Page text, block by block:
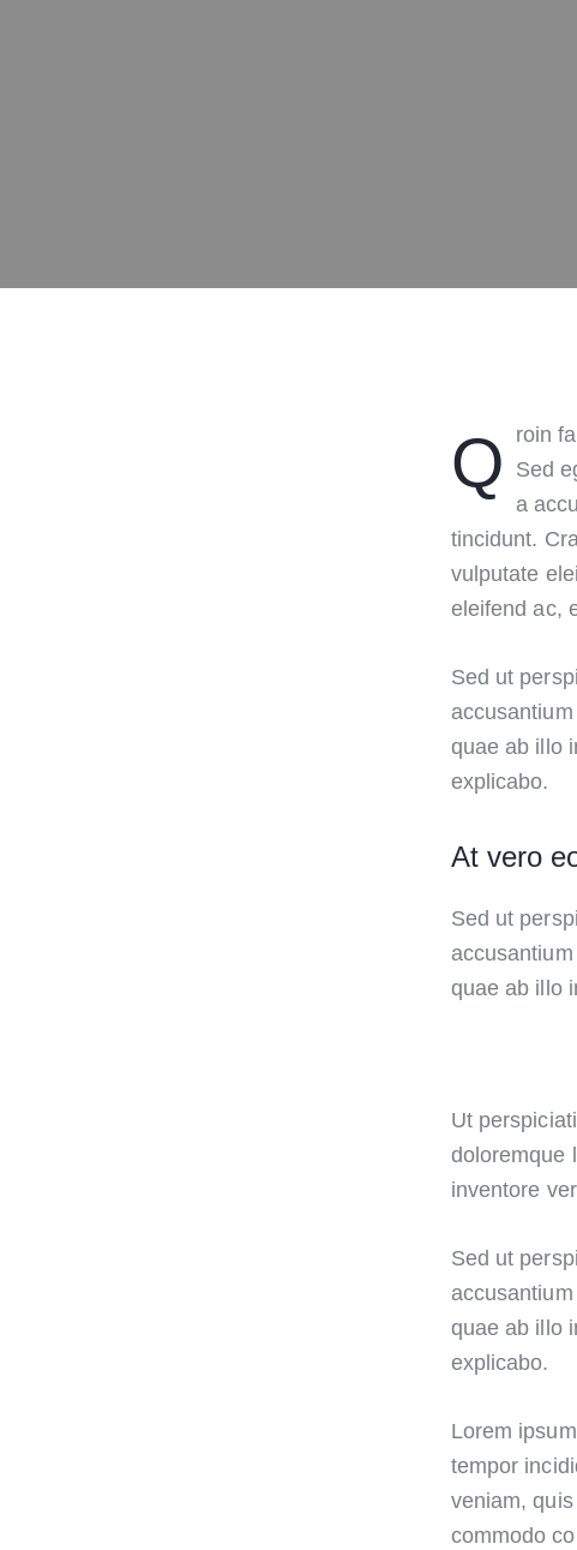
Qroin faucibus nec mauris a sodales, sed elementum mi tincidunt.
Sed
a
tincidunt.
vulputate
eleifend ac,
Sed ut
quae ab illo
explicabo.
At vero
Sed ut
quae ab illo
Ut
doloremque
inventore
Sed ut
quae ab illo
explicabo.
Lorem
tempor
veniam,
commodo